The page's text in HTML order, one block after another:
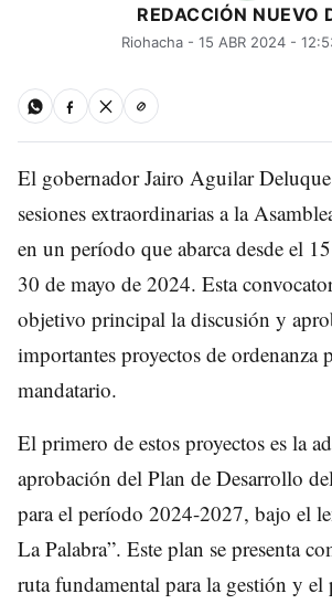
REDACCIÓN NUEVO
Riohacha - 15 ABR 2024 -
El gobernador Jairo Aguilar
sesiones extraordinarias a la
en un período que abarca desde el
30 de mayo de 2024. Esta
objetivo principal la discusión y
importantes proyectos de ordenanza
mandatario.
El primero de estos proyectos es la
aprobación del Plan de Desarrollo
para el período 2024-2027, bajo el
La Palabra”. Este plan se presenta
ruta fundamental para la gestión y el